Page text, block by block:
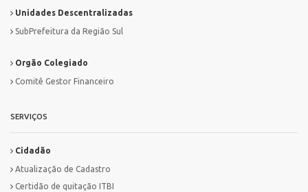
Unidades Descentralizadas
SubPrefeitura da Região Sul
Orgão Colegiado
Comitê Gestor Financeiro
SERVIÇOS
Cidadão
Atualização de Cadastro
Certidão de quitação ITBI